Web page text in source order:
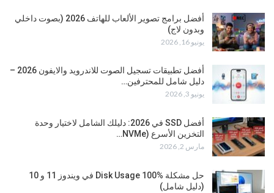
أفضل برامج تصوير الألعاب للهاتف 2026 (بصوت داخلي
وبدون لاج)
يونيو 16, 2026
أفضل تطبيقات تسجيل الصوت للاندرويد والايفون 2026 –
دليل شامل للمحترفين…
يونيو 3, 2026
أفضل SSD في 2026: دليلك الشامل لاختيار وحدة
التخزين الأسرع (NVMe…
مارس 2, 2026
حل مشكلة Disk Usage 100% في ويندوز 11 و 10
(دليل شامل)